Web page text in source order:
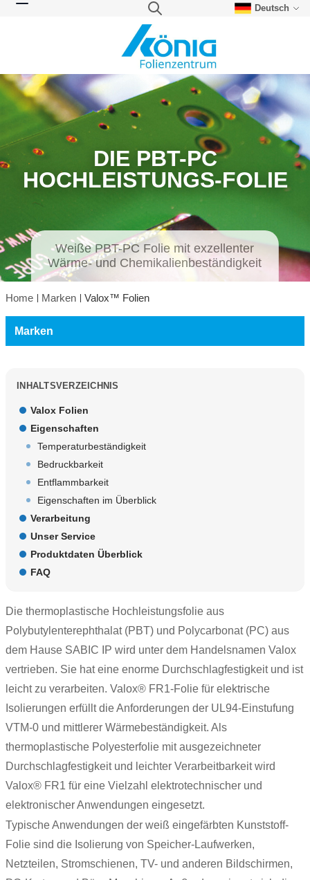
Suche
Deutsch
DIE PBT-PC
HOCHLEISTUNGS-FOLIE
Weiße PBT-PC Folie mit exzellenter
Wärme- und Chemikalienbeständigkeit
Home Marken Valox™ Folien
Marken
INHALTSVERZEICHNIS
Valox Folien
Eigenschaften
Temperaturbeständigkeit
Bedruckbarkeit
Entflammbarkeit
Eigenschaften im Überblick
Verarbeitung
Unser Service
Produktdaten Überblick
FAQ
Die thermoplastische Hochleistungsfolie aus
Polybutylenterephthalat (PBT) und Polycarbonat (PC) aus
dem Hause SABIC IP wird unter dem Handelsnamen Valox
vertrieben. Sie hat eine enorme Durchschlagfestigkeit und ist
leicht zu verarbeiten. Valox® FR1-Folie für elektrische
Isolierungen erfüllt die Anforderungen der UL94-Einstufung
VTM-0 und mittlerer Wärmebeständigkeit. Als
thermoplastische Polyesterfolie mit ausgezeichneter
Durchschlagfestigkeit und leichter Verarbeitbarkeit wird
Valox® FR1 für eine Vielzahl elektrotechnischer und
elektronischer Anwendungen eingesetzt.
Typische Anwendungen der weiß eingefärbten Kunststoff-
Folie sind die Isolierung von Speicher-Laufwerken,
Netzteilen, Stromschienen, TV- und anderen Bildschirmen,